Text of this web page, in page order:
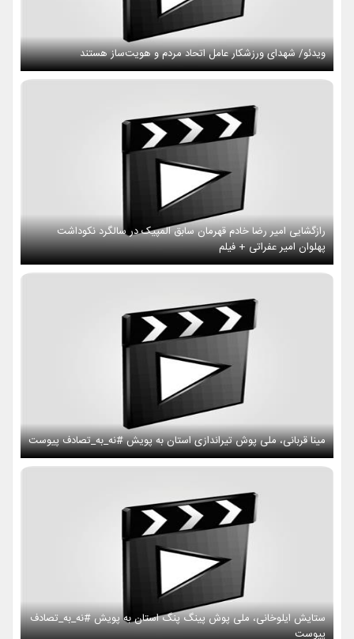
ویدئو/ شهدای ورزشکار عامل اتحاد مردم و هویت‌ساز هستند
رازگشایی امیر رضا خادم قهرمان سابق المپیک در سالگرد نکوداشت
پهلوان امیر عفراتی + فیلم
مینا قربانی، ملی پوش تیراندازی استان به پویش #نه_به_تصادف پیوست
ستایش ایلوخانی، ملی پوش پینگ پنگ استان به پویش #نه_به_تصادف
پیوست